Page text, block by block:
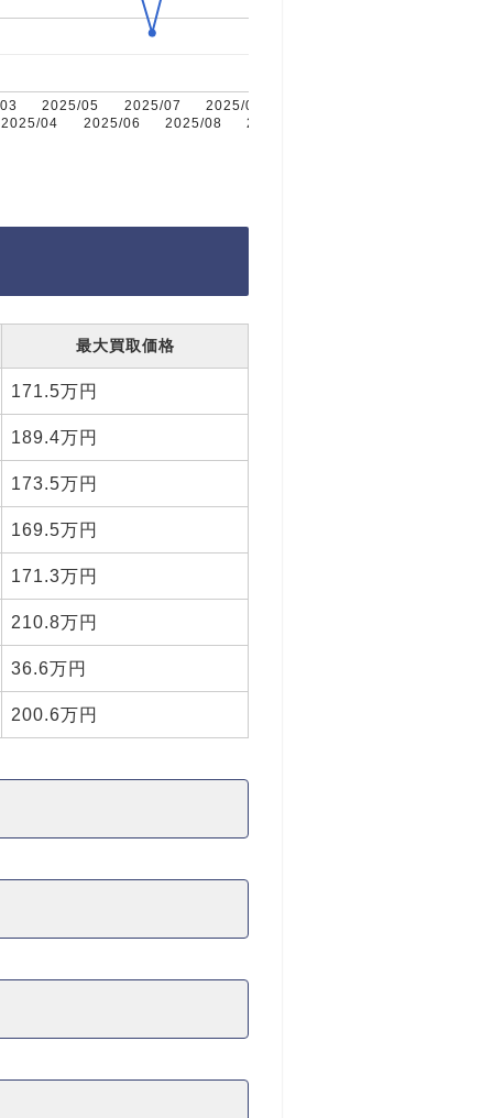
2025/04
2025/05
2025/06
2025/07
2025/08
2025/09
2025/10
最大買取価格
171.5万円
189.4万円
173.5万円
169.5万円
171.3万円
210.8万円
36.6万円
200.6万円